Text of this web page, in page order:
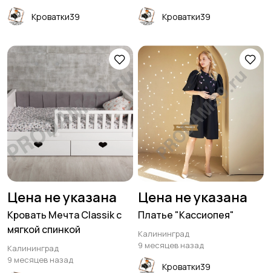
Кроватки39 Кроватки39
Цена не указана
Кровать Мечта Classik с
мягкой спинкой
Калининград
9 месяцев назад
Цена не указана
Платье "Кассиопея"
Калининград
9 месяцев назад
Кроватки39